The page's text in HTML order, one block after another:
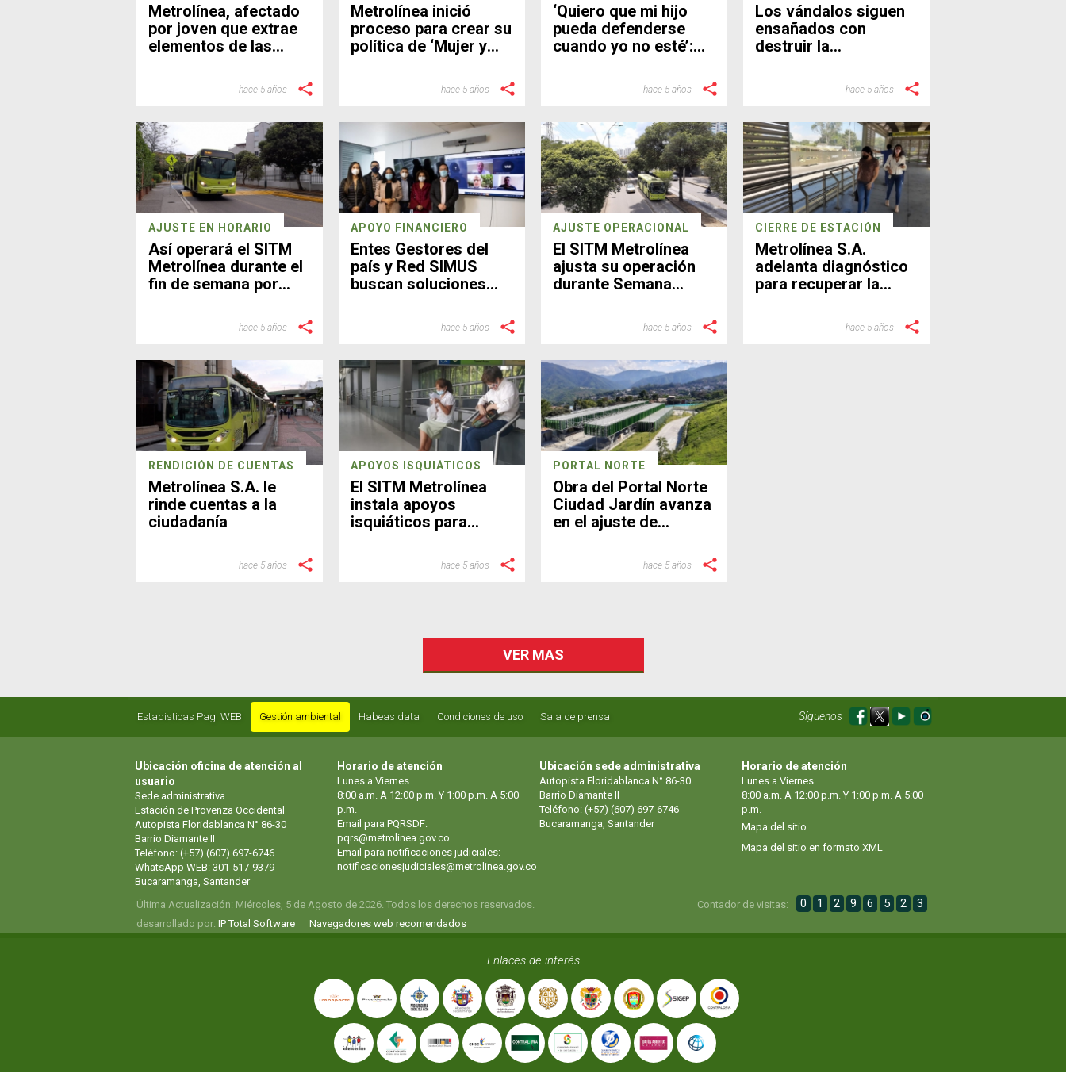
Metrolínea, afectado
por joven que extrae
elementos de las
hace 5 años
Metrolínea inició
proceso para crear su
política de ‘Mujer y
hace 5 años
‘Quiero que mi hijo
pueda defenderse
cuando yo no esté’:
hace 5 años
Los vándalos siguen
ensañados con
destruir la
hace 5 años
AJUSTE EN HORARIO
Así operará el SITM
Metrolínea durante el
fin de semana por
hace 5 años
APOYO FINANCIERO
Entes Gestores del
país y Red SIMUS
buscan soluciones
Gobierno Nacional
hace 5 años
AJUSTE OPERACIONAL
El SITM Metrolínea
ajusta su operación
durante Semana
hace 5 años
CIERRE DE ESTACIÓN
Metrolínea S.A.
adelanta diagnóstico
para recuperar la
hace 5 años
RENDICIÓN DE CUENTAS
Metrolínea S.A. le
rinde cuentas a la
ciudadanía
hace 5 años
APOYOS ISQUIÁTICOS
El SITM Metrolínea
instala apoyos
isquiáticos para
hace 5 años
PORTAL NORTE
Obra del Portal Norte
Ciudad Jardín avanza
en el ajuste de
hace 5 años
VER MAS
Estadisticas Pag. WEB Gestión ambiental Habeas data Condiciones de uso Sala de prensa Síguenos
Ubicación oficina de atención al
usuario
Sede administrativa
Estación de Provenza Occidental
Autopista Floridablanca N° 86-30
Barrio Diamante II
Teléfono: (+57) (607) 697-6746
WhatsApp WEB: 301-517-9379
Bucaramanga, Santander
Horario de atención
Lunes a Viernes
8:00 a.m. A 12:00 p.m. Y 1:00 p.m. A 5:00
p.m.
Email para PQRSDF:
pqrs@metrolinea.gov.co
Email para notificaciones judiciales:
notificacionesjudiciales@metrolinea.gov.co
Ubicación sede administrativa
Autopista Floridablanca N° 86-30
Barrio Diamante II
Teléfono: (+57) (607) 697-6746
Bucaramanga, Santander
Horario de atención
Lunes a Viernes
8:00 a.m. A 12:00 p.m. Y 1:00 p.m. A 5:00
p.m.
Mapa del sitio
Mapa del sitio en formato XML
Última Actualización: Miércoles, 5 de Agosto de 2026. Todos los derechos reservados.
desarrollado por: IP Total Software Navegadores web recomendados
Contador de visitas: 0 1 2 9 6 5 2 3
Enlaces de interés